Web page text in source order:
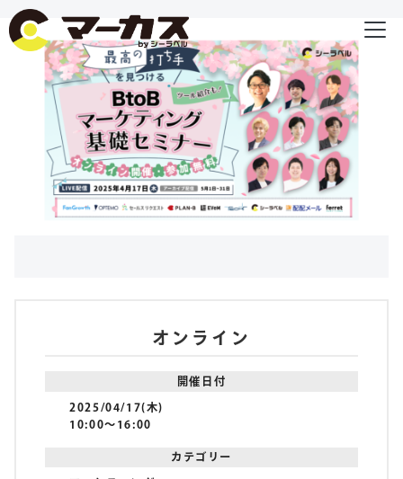
オンライン
開催日付
2025/04/17(木)
10:00〜16:00
カテゴリー